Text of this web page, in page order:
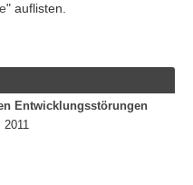
" auflisten.
Entwicklungsstörungen